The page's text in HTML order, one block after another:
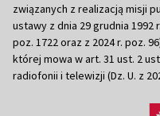
związanych z realizacją misji
ustawy z dnia 29 grudnia 1992
poz. 1722 oraz z 2024 r. poz.
której mowa w art. 31 ust. 2
radiofonii i telewizji (Dz. U. z